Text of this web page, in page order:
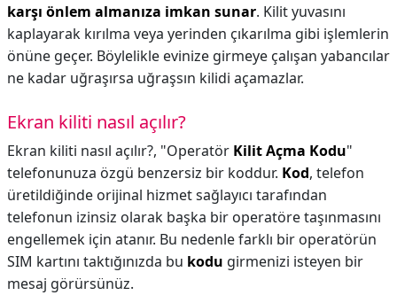
karşı önlem almanıza imkan sunar. Kilit yuvasını
kaplayarak kırılma veya yerinden çıkarılma gibi işlemlerin
önüne geçer. Böylelikle evinize girmeye çalışan yabancılar
ne kadar uğraşırsa uğraşsın kilidi açamazlar.
Ekran kiliti nasıl açılır?
Ekran kiliti nasıl açılır?, "‍Operatör Kilit Açma Kodu"‍
telefonunuza özgü benzersiz bir koddur. Kod, telefon
üretildiğinde orijinal hizmet sağlayıcı tarafından
telefonun izinsiz olarak başka bir operatöre taşınmasını
engellemek için atanır. Bu nedenle farklı bir operatörün
SIM kartını taktığınızda bu kodu girmenizi isteyen bir
mesaj görürsünüz.